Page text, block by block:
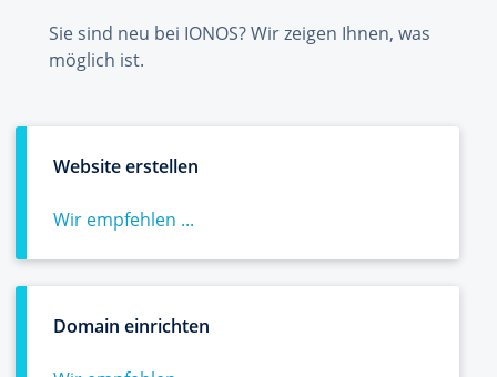
Sie sind neu bei IONOS? Wir zeigen Ihnen, was
möglich ist.
Website erstellen
Wir empfehlen ...
Domain einrichten